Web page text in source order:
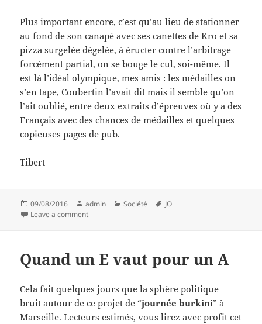
Plus important encore, c’est qu’au lieu de stationner
au fond de son canapé avec ses canettes de Kro et sa
pizza surgelée dégelée, à éructer contre l’arbitrage
forcément partial, on se bouge le cul, soi-même. Il
est là l’idéal olympique, mes amis : les médailles on
s’en tape, Coubertin l’avait dit mais il semble qu’on
l’ait oublié, entre deux extraits d’épreuves où y a des
Français avec des chances de médailles et quelques
copieuses pages de pub.
Tibert
Posted
on
09/08/2016 Author
admin Categories
Société Tags
JO
Leave a commenton Je m’voyais déjà…
Quand un E vaut pour un A
Cela fait quelques jours que la sphère politique
bruit autour de ce projet de “journée burkini” à
Marseille. Lecteurs estimés, vous lirez avec profit cet